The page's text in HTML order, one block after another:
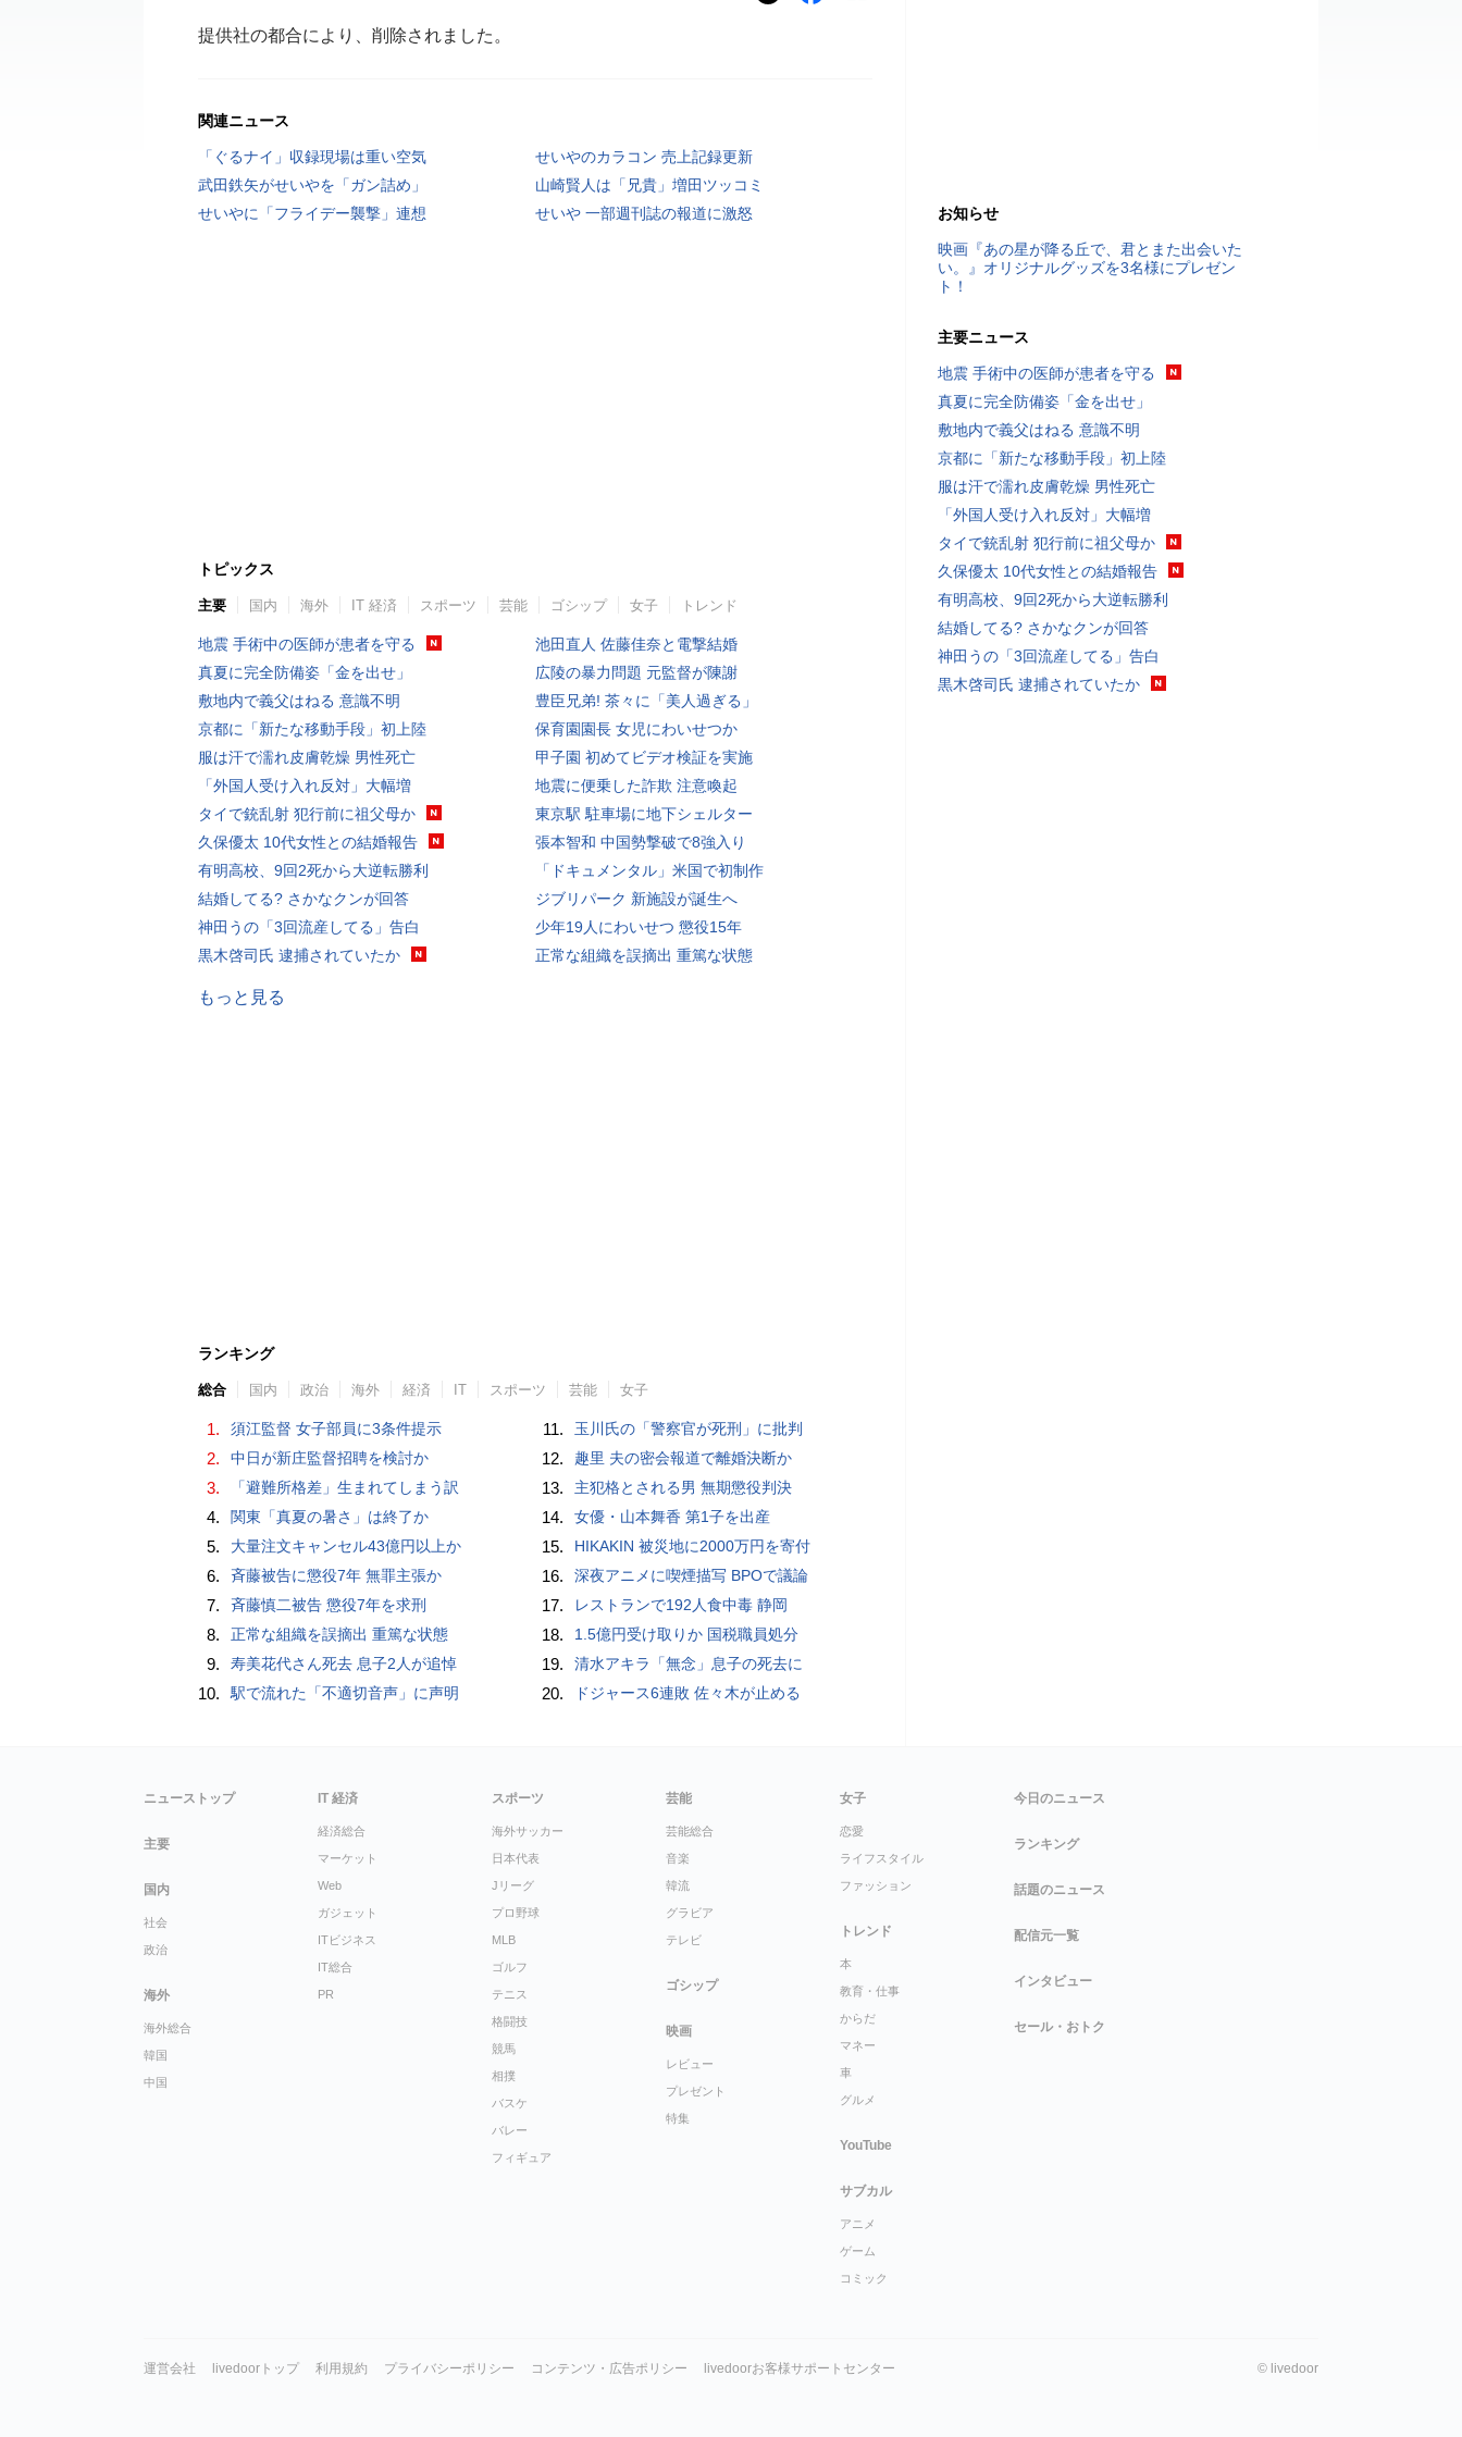
提供社の都合により、削除されました。
関連ニュース
「ぐるナイ」収録現場は重い空気
せいやのカラコン 売上記録更新
武田鉄矢がせいやを「ガン詰め」
山崎賢人は「兄貴」増田ツッコミ
せいやに「フライデー襲撃」連想
せいや 一部週刊誌の報道に激怒
トピックス
主要 国内 海外 IT 経済 スポーツ 芸能 ゴシップ 女子 トレンド
地震 手術中の医師が患者を守る
真夏に完全防備姿「金を出せ」
敷地内で義父はねる 意識不明
京都に「新たな移動手段」初上陸
服は汗で濡れ皮膚乾燥 男性死亡
「外国人受け入れ反対」大幅増
タイで銃乱射 犯行前に祖父母か
久保優太 10代女性との結婚報告
有明高校、9回2死から大逆転勝利
結婚してる? さかなクンが回答
神田うの「3回流産してる」告白
黒木啓司氏 逮捕されていたか
池田直人 佐藤佳奈と電撃結婚
広陵の暴力問題 元監督が陳謝
豊臣兄弟! 茶々に「美人過ぎる」
保育園園長 女児にわいせつか
甲子園 初めてビデオ検証を実施
地震に便乗した詐欺 注意喚起
東京駅 駐車場に地下シェルター
張本智和 中国勢撃破で8強入り
「ドキュメンタル」米国で初制作
ジブリパーク 新施設が誕生へ
少年19人にわいせつ 懲役15年
正常な組織を誤摘出 重篤な状態
もっと見る
ランキング
総合 国内 政治 海外 経済 IT スポーツ 芸能 女子
1. 須江監督 女子部員に3条件提示
2. 中日が新庄監督招聘を検討か
3. 「避難所格差」生まれてしまう訳
4. 関東「真夏の暑さ」は終了か
5. 大量注文キャンセル43億円以上か
6. 斉藤被告に懲役7年 無罪主張か
7. 斉藤慎二被告 懲役7年を求刑
8. 正常な組織を誤摘出 重篤な状態
9. 寿美花代さん死去 息子2人が追悼
10. 駅で流れた「不適切音声」に声明
11. 玉川氏の「警察官が死刑」に批判
12. 趣里 夫の密会報道で離婚決断か
13. 主犯格とされる男 無期懲役判決
14. 女優・山本舞香 第1子を出産
15. HIKAKIN 被災地に2000万円を寄付
16. 深夜アニメに喫煙描写 BPOで議論
17. レストランで192人食中毒 静岡
18. 1.5億円受け取りか 国税職員処分
19. 清水アキラ「無念」息子の死去に
20. ドジャース6連敗 佐々木が止める
お知らせ
映画『あの星が降る丘で、君とまた出会いた
い。』オリジナルグッズを3名様にプレゼン
ト！
主要ニュース
地震 手術中の医師が患者を守る
真夏に完全防備姿「金を出せ」
敷地内で義父はねる 意識不明
京都に「新たな移動手段」初上陸
服は汗で濡れ皮膚乾燥 男性死亡
「外国人受け入れ反対」大幅増
タイで銃乱射 犯行前に祖父母か
久保優太 10代女性との結婚報告
有明高校、9回2死から大逆転勝利
結婚してる? さかなクンが回答
神田うの「3回流産してる」告白
黒木啓司氏 逮捕されていたか
ニューストップ
主要
国内
社会
政治
海外
海外総合
韓国
中国
IT 経済
経済総合
マーケット
Web
ガジェット
ITビジネス
IT総合
PR
スポーツ
海外サッカー
日本代表
Jリーグ
プロ野球
MLB
ゴルフ
テニス
格闘技
競馬
相撲
バスケ
バレー
フィギュア
芸能
芸能総合
音楽
韓流
グラビア
テレビ
ゴシップ
映画
レビュー
プレゼント
特集
女子
恋愛
ライフスタイル
ファッション
トレンド
本
教育・仕事
からだ
マネー
車
グルメ
YouTube
サブカル
アニメ
ゲーム
コミック
今日のニュース
ランキング
話題のニュース
配信元一覧
インタビュー
セール・おトク
運営会社 livedoorトップ 利用規約 プライバシーポリシー コンテンツ・広告ポリシー livedoorお客様サポートセンター © livedoor